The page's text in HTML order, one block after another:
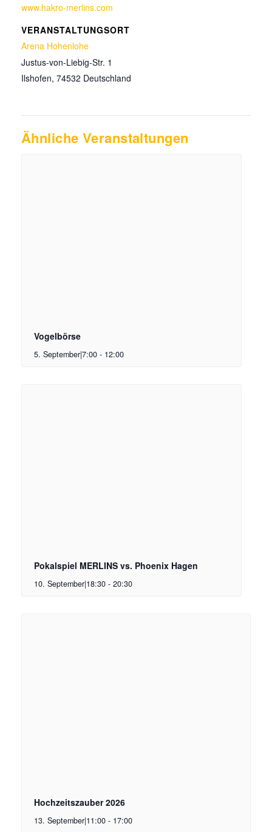
www.hakro-merlins.com
VERANSTALTUNGSORT
Arena Hohenlohe
Justus-von-Liebig-Str. 1
Ilshofen, 74532 Deutschland
Ähnliche Veranstaltungen
Vogelbörse
5. September|7:00 - 12:00
Pokalspiel MERLINS vs. Phoenix Hagen
10. September|18:30 - 20:30
Hochzeitszauber 2026
13. September|11:00 - 17:00